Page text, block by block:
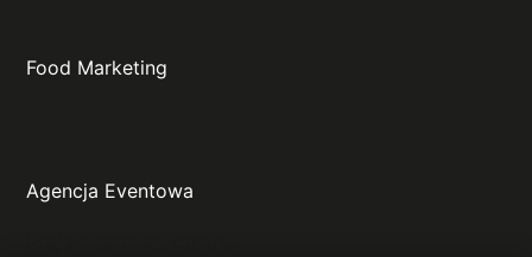
Food Marketing
Agencja Eventowa